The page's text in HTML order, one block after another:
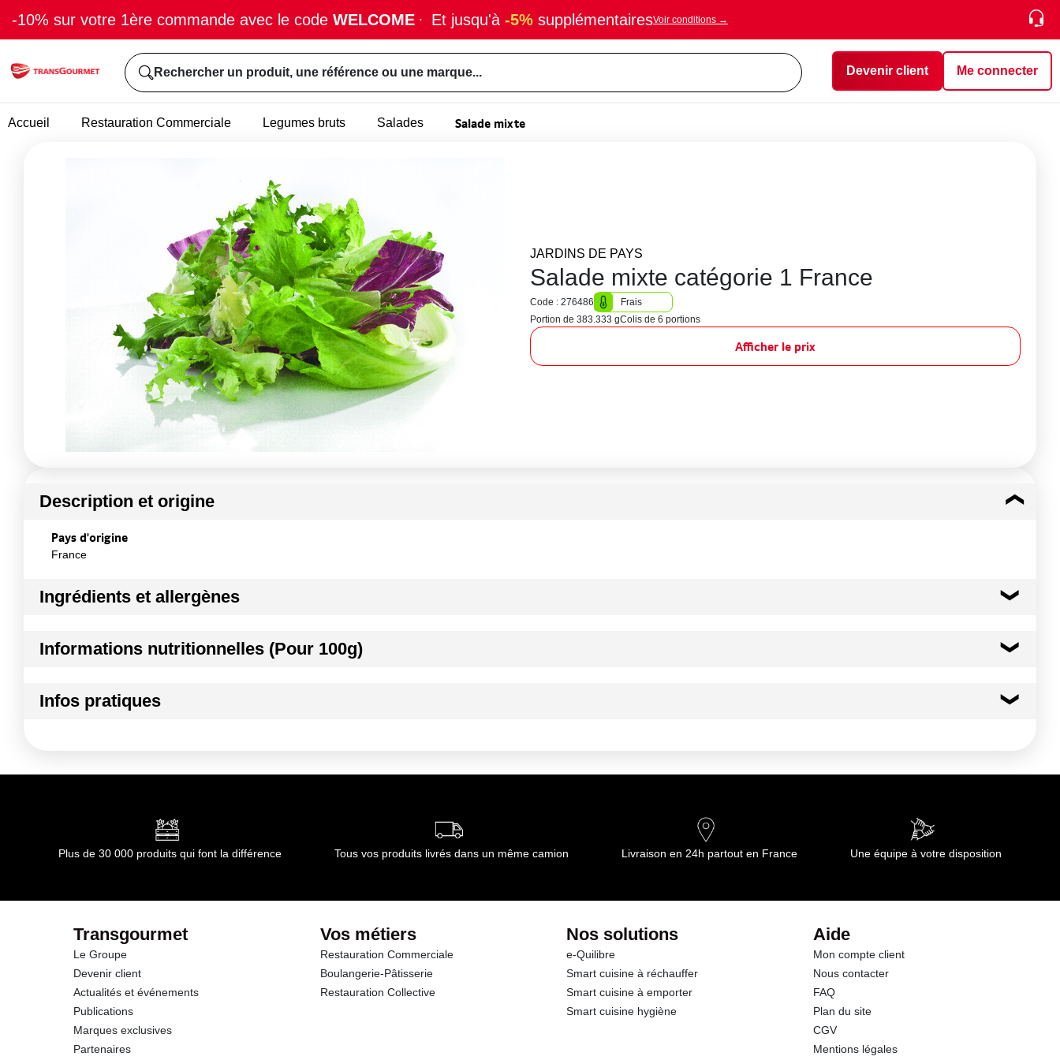
-10% sur votre 1ère commande avec le code WELCOME · Et jusqu'à -5% supplémentairesVoir conditions →
Rechercher un produit, une référence ou une marque... Devenir client Me connecter
Accueil Restauration Commerciale Legumes bruts Salades Salade mixte
JARDINS DE PAYS
Salade mixte catégorie 1 France
Code : 276486
Frais
Portion de 383.333 gColis de 6 portions
Afficher le prix
Description et origine
Pays d'origine
France
Ingrédients et allergènes
Batavia Laitue Feuille de chêne
Informations nutritionnelles (Pour 100g)
Protéines
Sel
Infos pratiques
Conformément aux informations transmises par le(s) fournisseur(s) de Transgourmet Opérations
Plus de 30 000 produits qui font la différence Tous vos produits livrés dans un même camion Livraison en 24h partout en France Une équipe à votre disposition
Transgourmet
Le Groupe
Devenir client
Actualités et événements
Publications
Marques exclusives
Partenaires
Vos métiers
Restauration Commerciale
Boulangerie-Pâtisserie
Restauration Collective
Nos solutions
e-Quilibre
Smart cuisine à réchauffer
Smart cuisine à emporter
Smart cuisine hygiène
Aide
Mon compte client
Nous contacter
FAQ
Plan du site
CGV
Mentions légales